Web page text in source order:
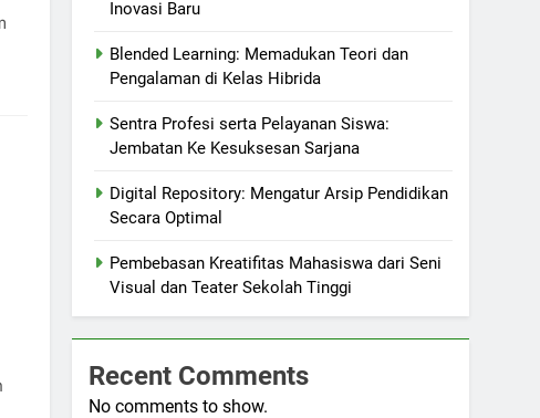
Inovasi Baru
Blended Learning: Memadukan Teori dan
Pengalaman di Kelas Hibrida
Sentra Profesi serta Pelayanan Siswa:
Jembatan Ke Kesuksesan Sarjana
Digital Repository: Mengatur Arsip Pendidikan
Secara Optimal
Pembebasan Kreatifitas Mahasiswa dari Seni
Visual dan Teater Sekolah Tinggi
Recent Comments
No comments to show.